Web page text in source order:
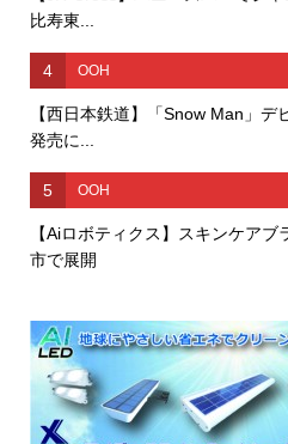
比寿東...
4 OOH
【西日本鉄道】「Snow Man」
発売に...
5 OOH
【Aiロボティクス】スキンケア
市で展開